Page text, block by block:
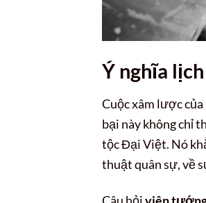
Ý nghĩa
Cuộc xâm lược
bại này không chỉ
tộc Đại Việt. Nó
thuật quân sự, về